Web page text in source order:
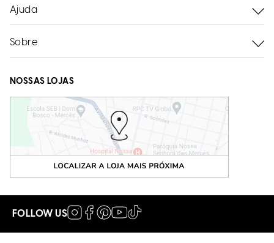
Ajuda
Sobre
NOSSAS LOJAS
FOLLOW US